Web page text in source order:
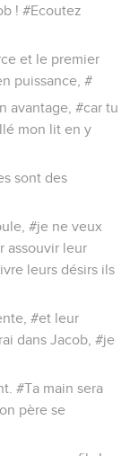
! #Ecoutez
et le premier
puissance, #
avantage, #car tu
mon lit en y
sont des
#je ne veux
assouvir leur
leurs désirs ils
#et leur
dans Jacob, #je
#Ta main sera
père se